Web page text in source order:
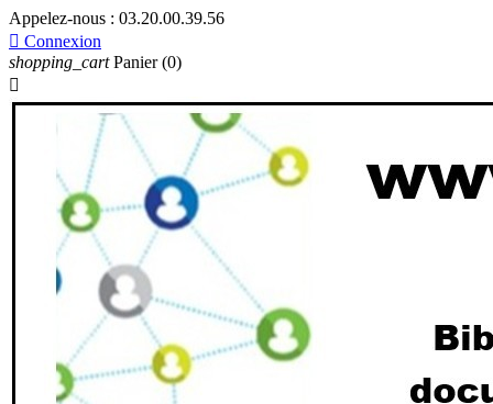
Appelez-nous : 03.20.00.39.56
 Connexion
shopping_cart Panier (0)
